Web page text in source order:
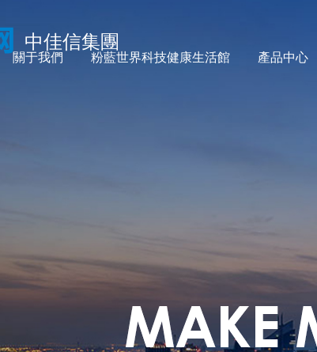
中佳信集團
關于我們 粉藍世界科技健康生活館 產品中心